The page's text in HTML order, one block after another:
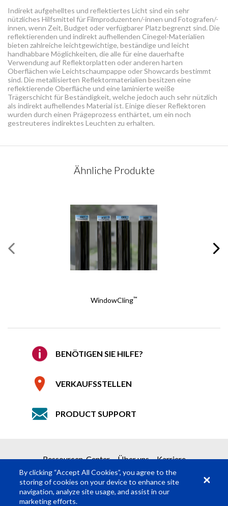
Indirekt aufgehelltes und reflektiertes Licht sind ein sehr
nützliches Hilfsmittel für Filmproduzenten/-innen und Fotografen/-
innen, wenn Zeit, Budget oder verfügbarer Platz begrenzt sind. Die
reflektierenden und indirekt aufhellenden Cinegel-Materialien
bieten zahlreiche leichtgewichtige, beständige und leicht
handhabbare Möglichkeiten, die alle für eine dauerhafte
Verwendung auf Reflektorplatten oder anderen harten
Oberflächen wie Leichtschaumpappe oder Showcards bestimmt
sind. Die metallisierten Reflektormaterialien besitzen eine
reflektierende Oberfläche und eine laminierte weiße
Trägerschicht für Beständigkeit, welche jedoch auch sehr nützlich
als indirekt aufhellendes Material ist. Einige dieser Reflektoren
wurden durch einen Prägeprozess enthärtet, um ein noch
gestreuteres indirektes Leuchten zu erhalten.
KONTAKTANFRAGE
E-Mail bestätigen*
Details
Ähnliche Produkte
WindowCling™
EIN PREISANGEBOT ANFORDERN
Erhalten Sie Ihr Angebot in 2 einfachen Schritten
Preisanfrage senden
Nachname*
BENÖTIGEN SIE HILFE?
VERKAUFSSTELLEN
PRODUCT SUPPORT
Ressourcen-Center Über uns Karriere
By clicking “Accept All Cookies”, you agree to the
storing of cookies on your device to enhance site
navigation, analyze site usage, and assist in our
marketing efforts.